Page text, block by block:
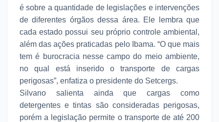
é sobre a quantidade de legislações e intervenções
de diferentes órgãos dessa área. Ele lembra que
cada estado possui seu próprio controle ambiental,
além das ações praticadas pelo Ibama. “O que mais
tem é burocracia nesse campo do meio ambiente,
no qual está inserido o transporte de cargas
perigosas”, enfatiza o presidente do Setcergs.
Silvano salienta ainda que cargas como
detergentes e tintas são consideradas perigosas,
porém a legislação permite o transporte de até 200